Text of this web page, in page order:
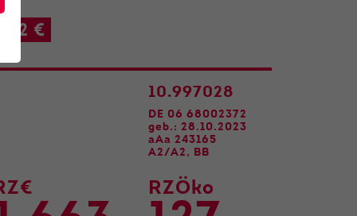
42 €
10.997028
DE 06 68002372
geb.: 28.10.2023
aAa 243165
A2/A2, BB
RZÖko